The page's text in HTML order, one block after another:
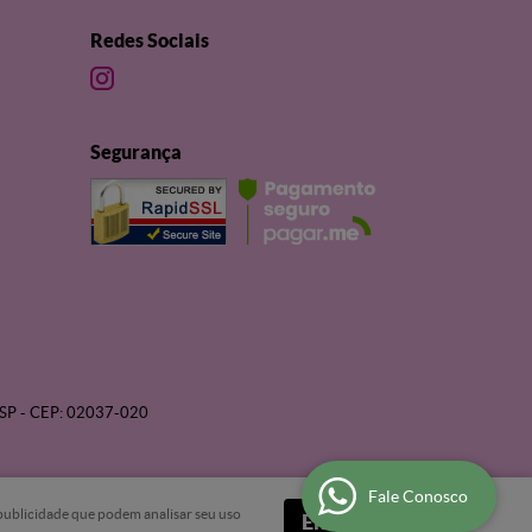
Redes Sociais
Segurança
SP - CEP: 02037-020
que podem analisar seu uso
Entendi
Fale Conosco